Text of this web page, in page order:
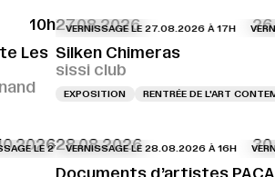
10h
Les
27.08.2026
VERNISSAGE LE 27.08.2026 À 17H
Silken Chimeras
sissi club
EXPOSITION RENTRÉE DE L'ART
LE 27.08.2026 À 18H VERNISSAGE LE
28.08.2026
VERNISSAGE LE 28.08.2026 À 16H
Documents d’artistes